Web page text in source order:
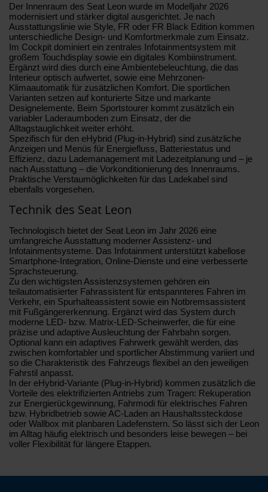
Der Innenraum des Seat Leon wurde im Modelljahr 2026
modernisiert und stärker digital ausgerichtet. Je nach
Ausstattungslinie wie Style, FR oder FR Black Edition kommen
unterschiedliche Design- und Komfortmerkmale zum Einsatz.
Im Cockpit dominiert ein zentrales Infotainmentsystem mit
großem Touchdisplay sowie ein digitales Kombiinstrument.
Ergänzt wird dies durch eine Ambientebeleuchtung, die das
Interieur optisch aufwertet, sowie eine Mehrzonen-
Klimaautomatik für zusätzlichen Komfort. Die sportlichen
Varianten setzen auf konturierte Sitze und markante
Designelemente. Beim Sportstourer kommt zusätzlich ein
variabler Laderaumboden zum Einsatz, der die
Alltagstauglichkeit weiter erhöht.
Spezifisch für den eHybrid (Plug-in-Hybrid) sind zusätzliche
Anzeigen und Menüs für Energiefluss, Batteriestatus und
Effizienz, dazu Lademanagement mit Ladezeitplanung und – je
nach Ausstattung – die Vorkonditionierung des Innenraums.
Praktische Verstaumöglichkeiten für das Ladekabel sind
ebenfalls vorgesehen.
Technik des Seat Leon
Technologisch bietet der Seat Leon im Jahr 2026 eine
umfangreiche Ausstattung moderner Assistenz- und
Infotainmentsysteme. Das Infotainment unterstützt kabellose
Smartphone-Integration, Online-Dienste und eine verbesserte
Sprachsteuerung.
Zu den wichtigsten Assistenzsystemen gehören ein
teilautomatisierter Fahrassistent für entspannteres Fahren im
Verkehr, ein Spurhalteassistent sowie ein Notbremsassistent
mit Fußgängererkennung. Ergänzt wird das System durch
moderne LED- bzw. Matrix-LED-Scheinwerfer, die für eine
präzise und adaptive Ausleuchtung der Fahrbahn sorgen.
Optional kann ein adaptives Fahrwerk gewählt werden, das
zwischen komfortabler und sportlicher Abstimmung variiert und
so die Charakteristik des Fahrzeugs flexibel an den jeweiligen
Fahrstil anpasst.
In der eHybrid-Variante (Plug-in-Hybrid) kommen zusätzlich die
Vorteile des elektrifizierten Antriebs zum Tragen: Rekuperation
zur Energierückgewinnung, Fahrmodi für elektrisches Fahren
bzw. Hybridbetrieb sowie AC-Laden an Haushaltssteckdose
oder Wallbox mit planbaren Ladefenstern. So lässt sich der Leon
im Alltag häufig elektrisch und besonders leise bewegen – bei
voller Flexibilität für längere Etappen.